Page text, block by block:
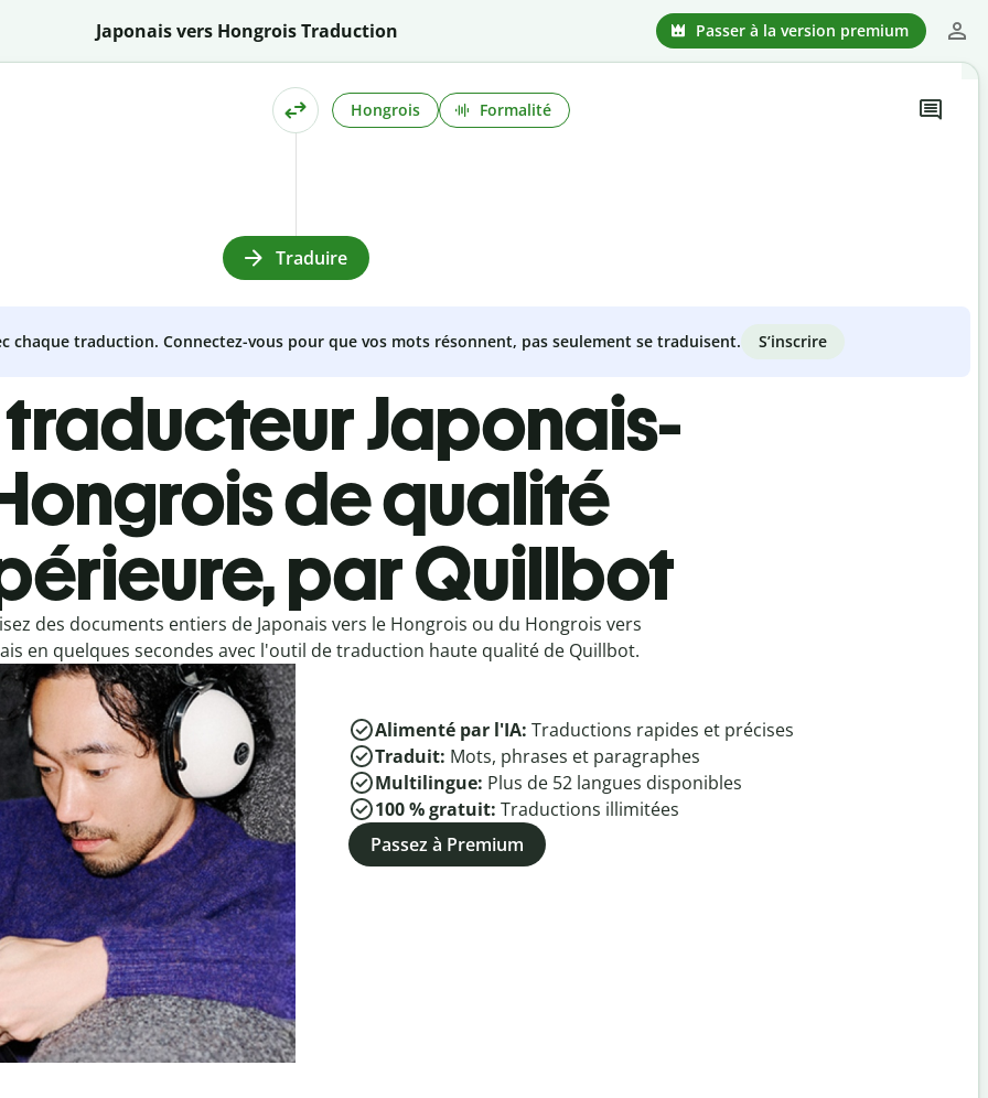
Japonais vers Hongrois Traduction Passer à la version premium
Hongrois Formalité
Traduire
chaque traduction. Connectez-vous pour que vos mots résonnent, pas seulement se traduisent. S’inscrire
traducteur Japonais-
de qualité
par Quillbot
des documents entiers de Japonais vers le Hongrois ou du Hongrois vers
en quelques secondes avec l'outil de traduction haute qualité de Quillbot.
Alimenté par l'IA: Traductions rapides et précises
Traduit: Mots, phrases et paragraphes
Multilingue: Plus de 52 langues disponibles
100 % gratuit: Traductions illimitées
Passez à Premium